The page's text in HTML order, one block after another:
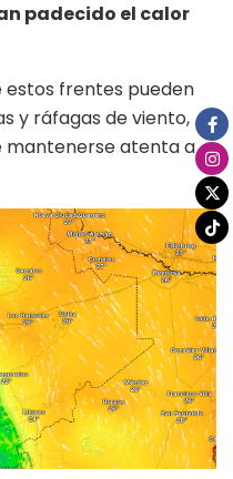
padecido el calor
estos frentes pueden
y ráfagas de viento,
mantenerse atenta a